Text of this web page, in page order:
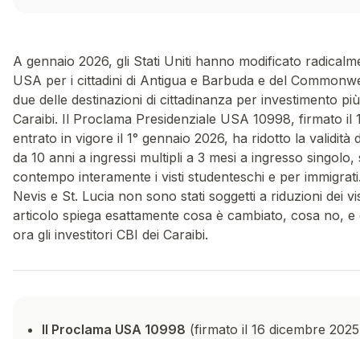
A gennaio 2026, gli Stati Uniti hanno modificato
USA per i cittadini di Antigua e Barbuda e del
due delle destinazioni di cittadinanza per investimento
Caraibi. Il Proclama Presidenziale USA 10998, firmato il
entrato in vigore il 1° gennaio 2026, ha ridotto la validità
da 10 anni a ingressi multipli a 3 mesi a ingresso
contempo interamente i visti studenteschi e per
Nevis e St. Lucia non sono stati soggetti a riduzioni dei
articolo spiega esattamente cosa è cambiato, cosa no,
ora gli investitori CBI dei Caraibi.
Il Proclama USA 10998 (firmato il 16 dicembre